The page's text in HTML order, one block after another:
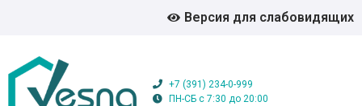
Версия для слабовидящих
+7 (391) 234-0-999
ПН-СБ с 7:30 до 20:00